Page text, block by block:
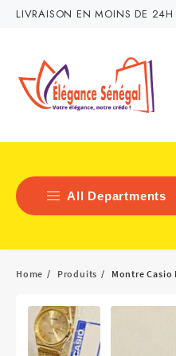
SkipLIVRAISON EN MOINS DE 24H
All Departments
Bagagerie –
MEUBLE DECO
MODE FEMME
Home Produits Montre Casio